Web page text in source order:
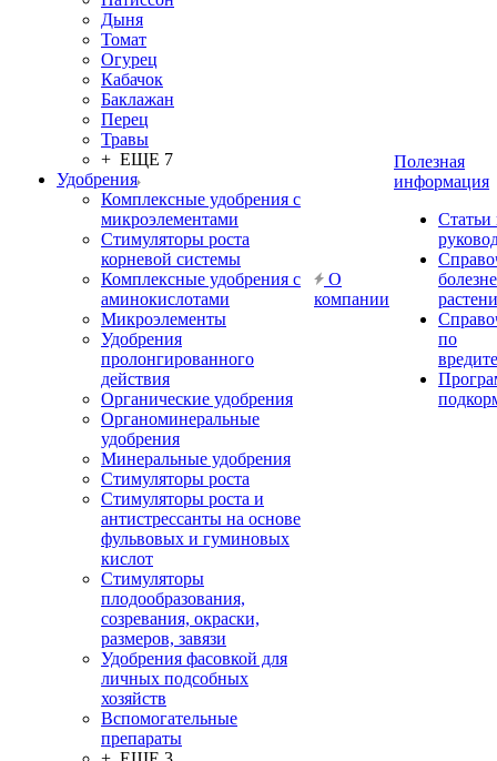
Дыня
Томат
Огурец
Кабачок
Баклажан
Перец
Травы
+ ЕЩЕ 7
Удобрения
Комплексные удобрения с
микроэлементами
Стимуляторы роста
корневой системы
Комплексные удобрения с
аминокислотами
Микроэлементы
Удобрения
пролонгированного
действия
Органические удобрения
Органоминеральные
удобрения
Минеральные удобрения
Стимуляторы роста
Стимуляторы роста и
антистрессанты на основе
фульвовых и гуминовых
кислот
Стимуляторы
плодообразования,
созревания, окраски,
размеров, завязи
Удобрения фасовкой для
личных подсобных
хозяйств
Вспомогательные
препараты
О
компании
Полезная
информация
Статьи
по